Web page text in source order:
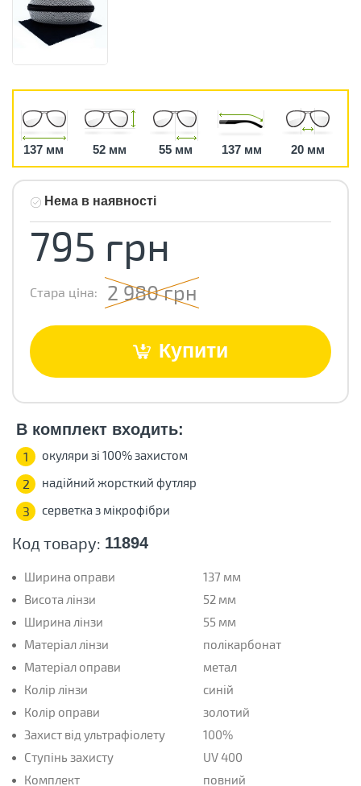
137 мм 52 мм 55 мм 137 мм 20 мм
Код товару: 11894
Ширина оправи
137 мм
Висота лінзи
52 мм
Ширина лінзи
55 мм
Матеріал лінзи
полікарбонат
Матеріал оправи
метал
Колір лінзи
синій
Колір оправи
золотий
Захист від ультрафіолету
100%
Ступінь захисту
UV 400
Комплект
повний
Нема в наявності
795 грн
Стара ціна: 2 980 грн
Купити
В комплект входить:
1 окуляри зі 100% захистом
2 надійний жорсткий футляр
3 серветка з мікрофібри